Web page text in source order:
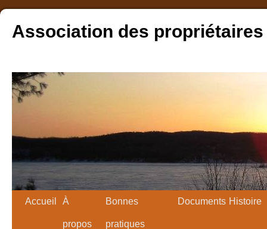
Association des
Accueil À
propos
Bonnes
pratiques
Documents Histoire